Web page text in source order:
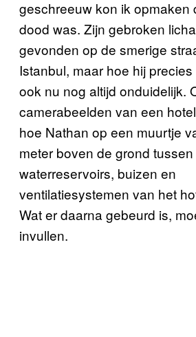
geschreeuw kon ik opmaken
dood was. Zijn gebroken
gevonden op de smerige
Istanbul, maar hoe hij
ook nu nog altijd onduidelijk.
camerabeelden van een
hoe Nathan op een muurtje
meter boven de grond
waterreservoirs, buizen en
ventilatiesystemen van het
Wat er daarna gebeurd is,
invullen.